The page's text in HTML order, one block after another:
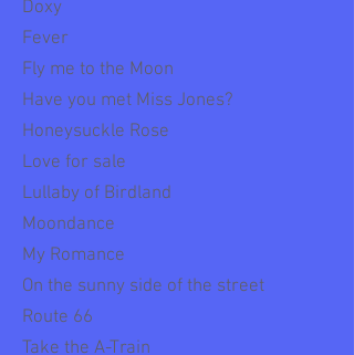
Doxy
Fever
Fly me to the Moon
Have you met Miss Jones?
Honeysuckle Rose
Love for sale
Lullaby of Birdland
Moondance
My Romance
On the sunny side of the street
Route 66
Take the A-Train